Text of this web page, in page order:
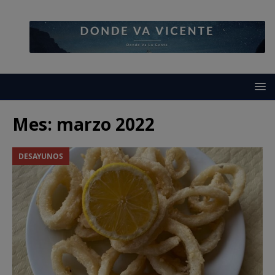
Mes: marzo 2022
DESAYUNOS